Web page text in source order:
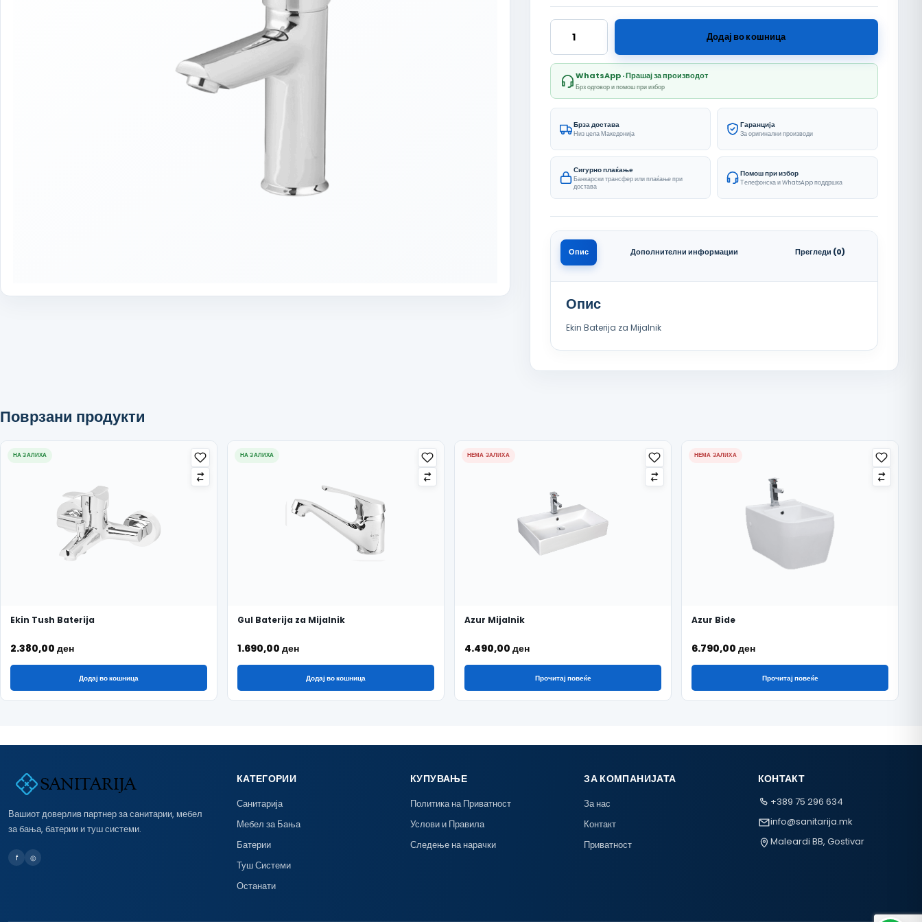
Ekin Baterija za Mijalnik количина
Додај во кошница
WhatsApp · Прашај за производот
Брз одговор и помош при избор
Брза достава
Низ цела Македонија
Гаранција
За оригинални производи
Сигурно плаќање
Банкарски трансфер или плаќање при
достава
Помош при избор
Телефонска и WhatsApp поддршка
Опис Дополнителни информации Прегледи (0)
Опис
Ekin Baterija za Mijalnik
Поврзани продукти
НА ЗАЛИХА
Ekin Tush Baterija
2.380,00 ден
Додај во кошница
НА ЗАЛИХА
Gul Baterija za Mijalnik
1.690,00 ден
Додај во кошница
НЕМА ЗАЛИХА
Azur Mijalnik
4.490,00 ден
Прочитај повеќе
НЕМА ЗАЛИХА
Azur Bide
6.790,00 ден
Прочитај повеќе
Вашиот доверлив партнер за санитарии, мебел
за бања, батерии и туш системи.
f ◎
КАТЕГОРИИ
Санитарија
Мебел за Бања
Батерии
Туш Системи
Останати
КУПУВАЊЕ
Политика на Приватност
Услови и Правила
Следење на нарачки
ЗА КОМПАНИЈАТА
За нас
Контакт
Приватност
КОНТАКТ
+389 75 296 634
info@sanitarija.mk
Maleardi BB, Gostivar